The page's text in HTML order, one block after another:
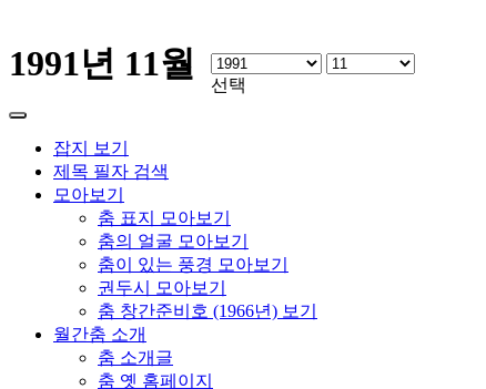
1991년 11월
선택
잡지 보기
제목 필자 검색
모아보기
춤 표지 모아보기
춤의 얼굴 모아보기
춤이 있는 풍경 모아보기
권두시 모아보기
춤 창간준비호 (1966년) 보기
월간춤 소개
춤 소개글
춤 옛 홈페이지